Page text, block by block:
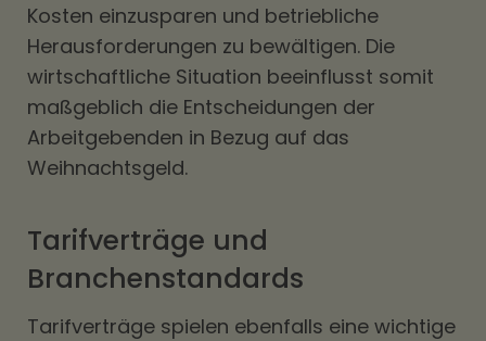
Kosten einzusparen und betriebliche
Herausforderungen zu bewältigen. Die
wirtschaftliche Situation beeinflusst somit
maßgeblich die Entscheidungen der
Arbeitgebenden in Bezug auf das
Weihnachtsgeld.
Tarifverträge und
Branchenstandards
Tarifverträge spielen ebenfalls eine wichtige